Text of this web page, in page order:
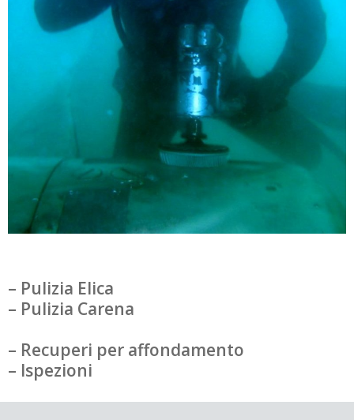
– Pulizia Elica
– Pulizia Carena
– Recuperi per affondamento
– Ispezioni